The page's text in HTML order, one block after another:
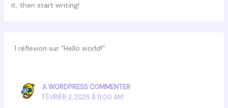
it, then start writing!
1 réflexion sur “Hello world!”
A WORDPRESS COMMENTER
FÉVRIER 2, 2025 À 11:00 AM